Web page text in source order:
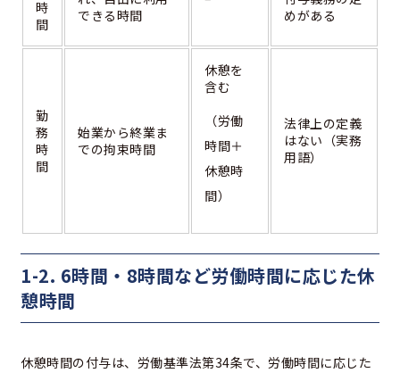
時
間
できる時間
めがある
勤
務
時
間
始業から終業ま
での拘束時間
休憩を
含む
（労働
時間＋
休憩時
間）
法律上の定義
はない（実務
用語）
1-2. 6時間・8時間など労働時間に応じた休
憩時間
休憩時間の付与は、労働基準法第34条で、労働時間に応じた